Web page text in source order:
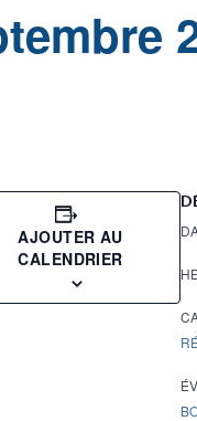
AJOUTER AU
CALENDRIER